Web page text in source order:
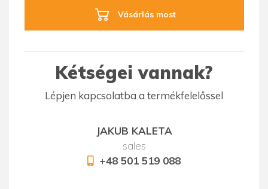
Vásárlás most
Kétségei vannak?
Lépjen kapcsolatba a termékfelelőssel
JAKUB KALETA
sales
+48 501 519 088